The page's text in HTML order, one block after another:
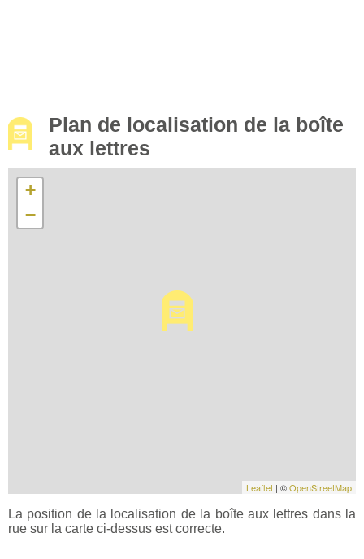
Plan de localisation de la boîte
aux lettres
+
−
Leaflet | ©OpenStreetMap
La position de la localisation de la boîte aux lettres dans la
rue sur la carte ci-dessus est correcte.